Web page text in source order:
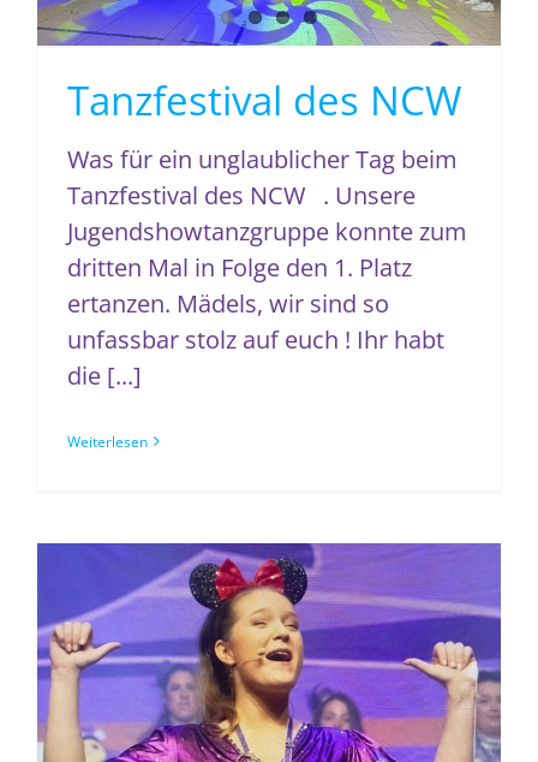
Tanzfestival des NCW
Was für ein unglaublicher Tag beim
Tanzfestival des NCW . Unsere
Jugendshowtanzgruppe konnte zum
dritten Mal in Folge den 1. Platz
ertanzen. Mädels, wir sind so
unfassbar stolz auf euch ! Ihr habt
die [...]
Weiterlesen